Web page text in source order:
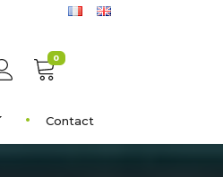
0
Contact